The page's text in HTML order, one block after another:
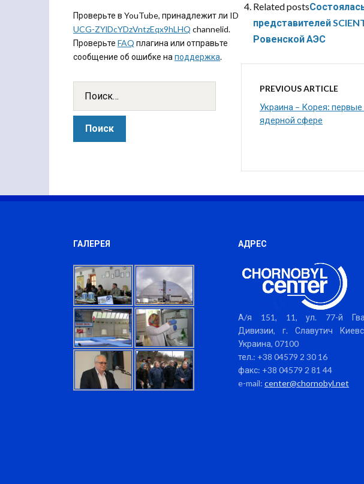
Related posts
представителей
Ровенской АЭС
PREVIOUS ARTICLE
Украина – Корея:
ядерной сфере
Проверьте в YouTube, принадлежит ли ID
UCG-ZYlDcYDzVntzEqx9hLHQ channelid.
Проверьте FAQ плагина или отправьте
сообщение об ошибке на поддержка.
ГАЛЕРЕЯ АДРЕС
А/я 151, 11, ул. 77-й
Дивизии, г. Славутич
Украина, 07100
тел.: +38 04579 2 30 16
факс: +38 04579 2 81 44
e-mail: center@chornobyl.net